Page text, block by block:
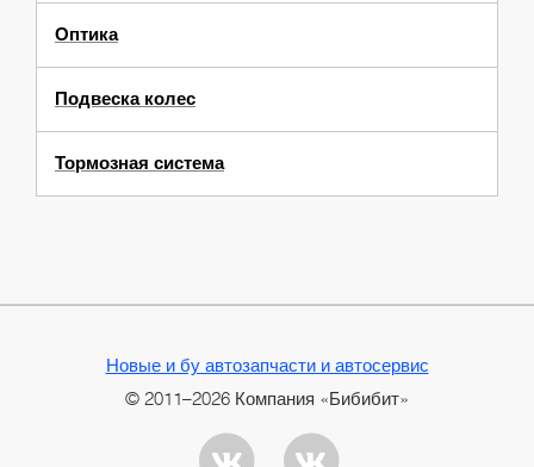
Оптика
Подвеска колес
Тормозная система
Новые и бу автозапчасти и автосервис
© 2011–2026 Компания «Бибибит»